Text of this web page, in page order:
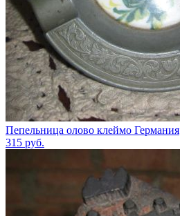
Пепельница олово клеймо Германия
315 руб.